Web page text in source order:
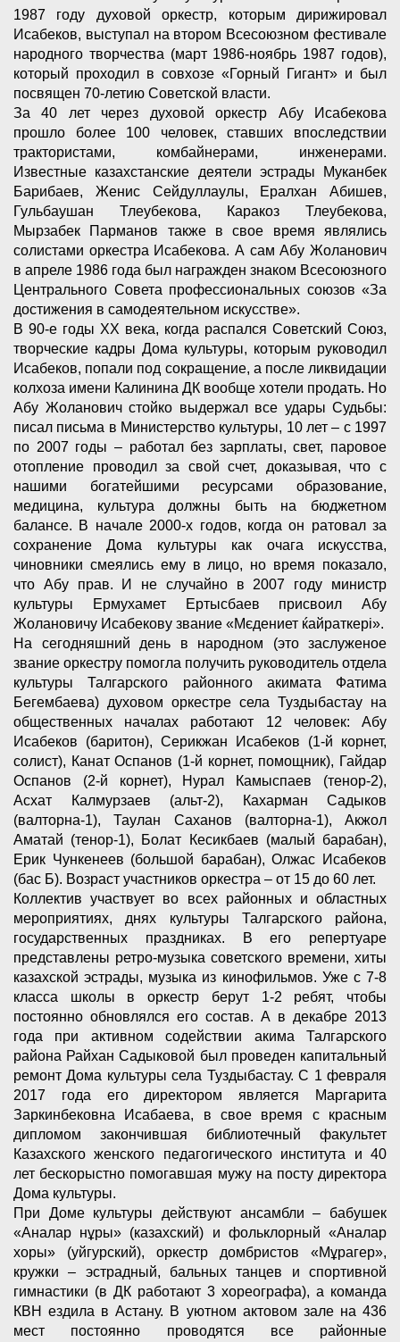
1987 году духовой оркестр, которым дирижировал
Исабеков, выступал на втором Всесоюзном фестивале
народного творчества (март 1986-ноябрь 1987 годов),
который проходил в совхозе «Горный Гигант» и был
посвящен 70-летию Советской власти.
За 40 лет через духовой оркестр Абу Исабекова
прошло более 100 человек, ставших впоследствии
трактористами, комбайнерами, инженерами.
Известные казахстанские деятели эстрады Муканбек
Барибаев, Женис Сейдуллаулы, Ералхан Абишев,
Гульбаушан Тлеубекова, Каракоз Тлеубекова,
Мырзабек Парманов также в свое время являлись
солистами оркестра Исабекова. А сам Абу Жоланович
в апреле 1986 года был награжден знаком Всесоюзного
Центрального Совета профессиональных союзов «За
достижения в самодеятельном искусстве».
В 90-е годы ХХ века, когда распался Советский Союз,
творческие кадры Дома культуры, которым руководил
Исабеков, попали под сокращение, а после ликвидации
колхоза имени Калинина ДК вообще хотели продать. Но
Абу Жоланович стойко выдержал все удары Судьбы:
писал письма в Министерство культуры, 10 лет – с 1997
по 2007 годы – работал без зарплаты, свет, паровое
отопление проводил за свой счет, доказывая, что с
нашими богатейшими ресурсами образование,
медицина, культура должны быть на бюджетном
балансе. В начале 2000-х годов, когда он ратовал за
сохранение Дома культуры как очага искусства,
чиновники смеялись ему в лицо, но время показало,
что Абу прав. И не случайно в 2007 году министр
культуры Ермухамет Ертысбаев присвоил Абу
Жолановичу Исабекову звание «Мєдениет ќайраткері».
На сегодняшний день в народном (это заслуженое
звание оркестру помогла получить руководитель отдела
культуры Талгарского районного акимата Фатима
Бегембаева) духовом оркестре села Туздыбастау на
общественных началах работают 12 человек: Абу
Исабеков (баритон), Серикжан Исабеков (1-й корнет,
солист), Канат Оспанов (1-й корнет, помощник), Гайдар
Оспанов (2-й корнет), Нурал Камыспаев (тенор-2),
Асхат Калмурзаев (альт-2), Кахарман Садыков
(валторна-1), Таулан Саханов (валторна-1), Акжол
Аматай (тенор-1), Болат Кесикбаев (малый барабан),
Ерик Чункенеев (большой барабан), Олжас Исабеков
(бас Б). Возраст участников оркестра – от 15 до 60 лет.
Коллектив участвует во всех районных и областных
мероприятиях, днях культуры Талгарского района,
государственных праздниках. В его репертуаре
представлены ретро-музыка советского времени, хиты
казахской эстрады, музыка из кинофильмов. Уже с 7-8
класса школы в оркестр берут 1-2 ребят, чтобы
постоянно обновлялся его состав. А в декабре 2013
года при активном содействии акима Талгарского
района Райхан Садыковой был проведен капитальный
ремонт Дома культуры села Туздыбастау. С 1 февраля
2017 года его директором является Маргарита
Заркинбековна Исабаева, в свое время с красным
дипломом закончившая библиотечный факультет
Казахского женского педагогического института и 40
лет бескорыстно помогавшая мужу на посту директора
Дома культуры.
При Доме культуры действуют ансамбли – бабушек
«Аналар нұры» (казахский) и фольклорный «Аналар
хоры» (уйгурский), оркестр домбристов «Мұрагер»,
кружки – эстрадный, бальных танцев и спортивной
гимнастики (в ДК работают 3 хореографа), а команда
КВН ездила в Астану. В уютном актовом зале на 436
мест постоянно проводятся все районные